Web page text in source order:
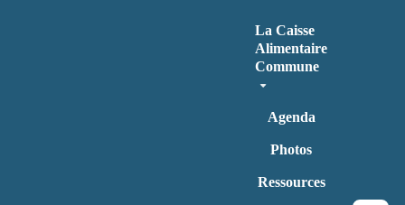
La Caisse
Alimentaire
Commune
Agenda
Photos
Ressources